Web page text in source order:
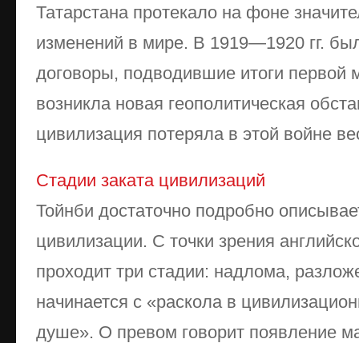
Татарстана протекало на фоне
изменений в мире. В 1919—1920 гг.
договоры, подводившие итоги
возникла новая геополитическая
цивилизация потеряла в этой войне
Стадии заката цивилизаций
Тойнби достаточно подробно
цивилизации. С точки зрения
проходит три стадии: надлома,
начинается с «раскола в
душе». О превом говорит появление